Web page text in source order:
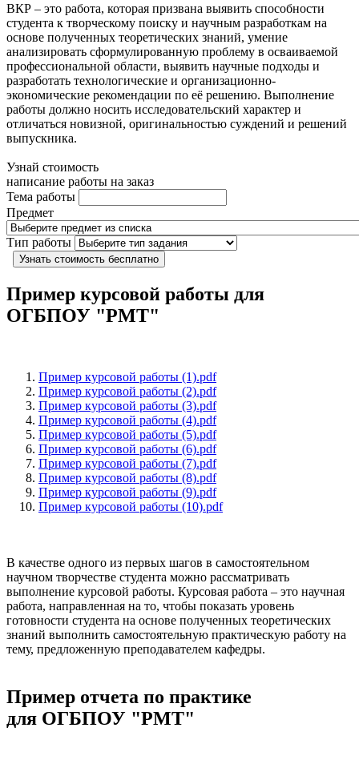
ВКР – это работа, которая призвана выявить способности
студента к творческому поиску и научным разработкам на
основе полученных теоретических знаний, умение
анализировать сформулированную проблему в осваиваемой
профессиональной области, выявить научные подходы и
разработать технологические и организационно-
экономические рекомендации по её решению. Выполнение
работы должно носить исследовательский характер и
отличаться новизной, оригинальностью суждений и решений
выпускника.
Узнай стоимость
написание работы на заказ
Тема работы
Предмет
Тип работы
Узнать стоимость бесплатно
Пример курсовой работы для
ОГБПОУ "РМТ"
Пример курсовой работы (1).pdf
Пример курсовой работы (2).pdf
Пример курсовой работы (3).pdf
Пример курсовой работы (4).pdf
Пример курсовой работы (5).pdf
Пример курсовой работы (6).pdf
Пример курсовой работы (7).pdf
Пример курсовой работы (8).pdf
Пример курсовой работы (9).pdf
Пример курсовой работы (10).pdf
В качестве одного из первых шагов в самостоятельном
научном творчестве студента можно рассматривать
выполнение курсовой работы. Курсовая работа – это научная
работа, направленная на то, чтобы показать уровень
готовности студента на основе полученных теоретических
знаний выполнить самостоятельную практическую работу на
тему, предложенную преподавателем кафедры.
Пример отчета по практике
для ОГБПОУ "РМТ"